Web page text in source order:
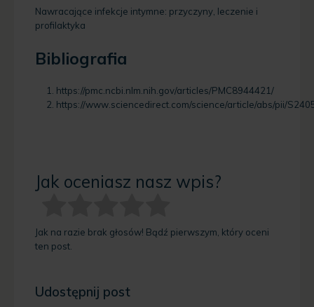
Nawracające infekcje intymne: przyczyny, leczenie i
profilaktyka
Bibliografia
https://pmc.ncbi.nlm.nih.gov/articles/PMC8944421/
https://www.sciencedirect.com/science/article/abs/pii/
Jak oceniasz nasz wpis?
Jak na razie brak głosów! Bądź pierwszym, który oceni
ten post.
Udostępnij post